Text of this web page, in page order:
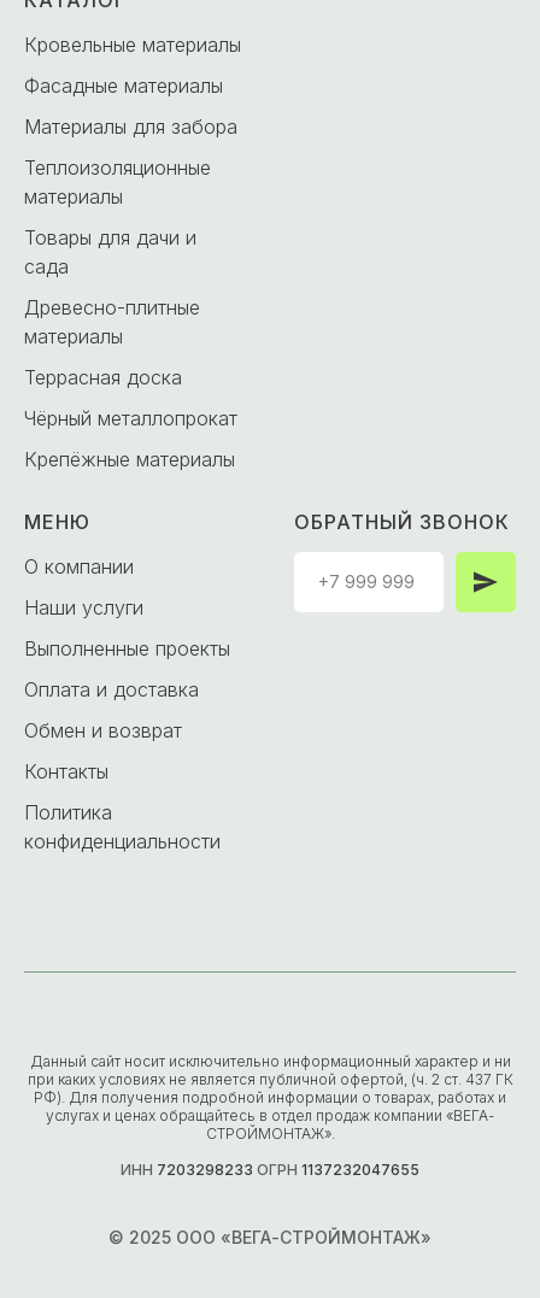
Кровельные материалы
Фасадные материалы
Материалы для забора
Теплоизоляционные
материалы
Товары для дачи и
сада
Древесно-плитные
материалы
Террасная доска
Чёрный металлопрокат
Крепёжные материалы
МЕНЮ
О компании
Наши услуги
Выполненные проекты
Оплата и доставка
Обмен и возврат
Контакты
Политика
конфиденциальности
ОБРАТНЫЙ ЗВОНОК
Данный сайт носит исключительно информационный характер и ни
при каких условиях не является публичной офертой, (ч. 2 ст. 437 ГК
РФ). Для получения подробной информации о товарах, работах и
услугах и ценах обращайтесь в отдел продаж компании «ВЕГА-
СТРОЙМОНТАЖ».
ИНН 7203298233 ОГРН 1137232047655
© 2025 ООО «ВЕГА-СТРОЙМОНТАЖ»